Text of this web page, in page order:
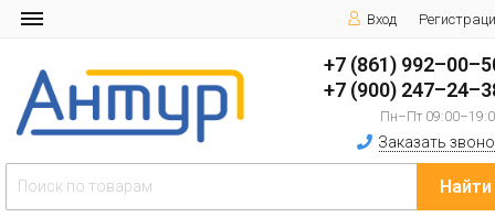
Вход
+7 (861)
+7 (900)
Пн–Пт
Заказать
Найти